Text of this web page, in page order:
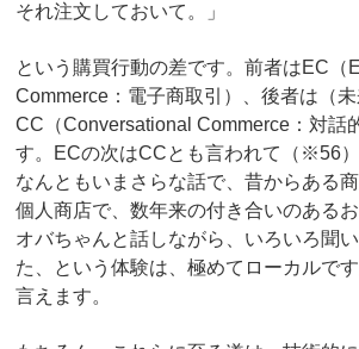
それ注文しておいて。」
という購買行動の差です。前者はEC（
Commerce：電子商取引）、後者は（未
CC（Conversational Commerce：対話
す。ECの次はCCとも言われて（※56
なんともいまさらな話で、昔からある
個人商店で、数年来の付き合いのある
オバちゃんと話しながら、いろいろ聞
た、という体験は、極めてローカルで
言えます。